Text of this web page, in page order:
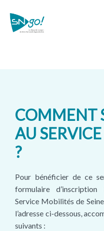
COMMENT
AU
?
Pour bénéficier de ce
formulaire
Service Mobilités de
l’adresse ci-dessous,
suivants :